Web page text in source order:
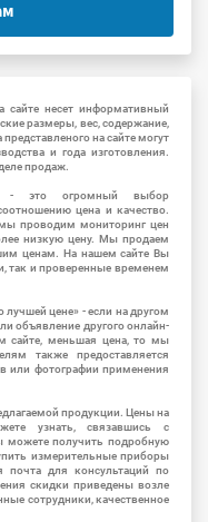
сайте несет информативный
размеры, вес, содержание,
на сайте могут
и года изготовления.
продаж.
- это огромный выбор
цена и качество.
проводим мониторинг цен
низкую цену. Мы продаем
ценам. На нашем сайте Вы
так и проверенные временем
лучшей цене» - если на другом
объявление другого онлайн-
сайте, меньшая цена, то мы
также предоставляется
или фотографии применения
продукции. Цены на
узнать, связавшись с
получить подробную
измерительные приборы
почта для консультаций по
скидки приведены возле
сотрудники, качественное